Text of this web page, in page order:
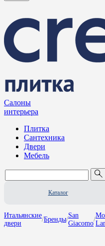
Салоны
интерьера
Плитка
Сантехника
Двери
Мебель
Каталог
Итальянские
двери
/Бренды/
San
Giacomo
/